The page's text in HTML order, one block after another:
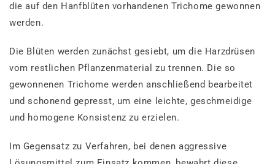
die auf den Hanfblüten vorhandenen Trichome gewonnen
werden.
Die Blüten werden zunächst gesiebt, um die Harzdrüsen
vom restlichen Pflanzenmaterial zu trennen. Die so
gewonnenen Trichome werden anschließend bearbeitet
und schonend gepresst, um eine leichte, geschmeidige
und homogene Konsistenz zu erzielen.
Im Gegensatz zu Verfahren, bei denen aggressive